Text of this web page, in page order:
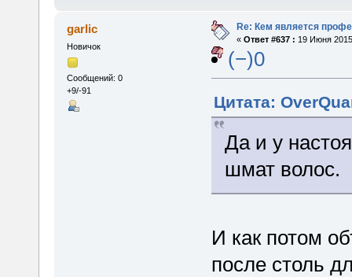
garlic
Новичок
Сообщений: 0
+9/-91
Re: Кем является
« Ответ #637 : 19 Июня
(−)0
Цитата:
Да и у
шмат волос.
И как потом
после столь